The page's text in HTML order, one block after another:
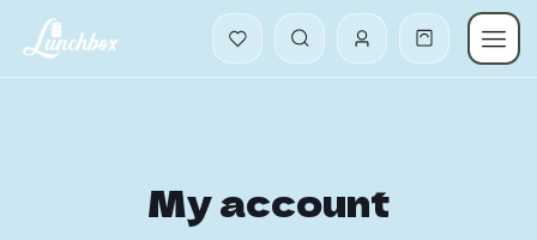
My account